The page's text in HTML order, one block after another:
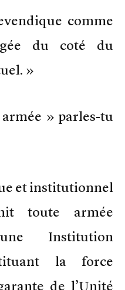
comme
du coté du
»
» parles-tu
et institutionnel
toute armée
Institution
la force
de l’Unité